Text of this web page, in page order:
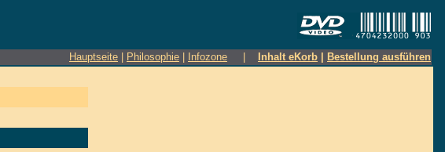
Hauptseite Philosophie Infozone Inhalt eKorb Bestellung ausführen